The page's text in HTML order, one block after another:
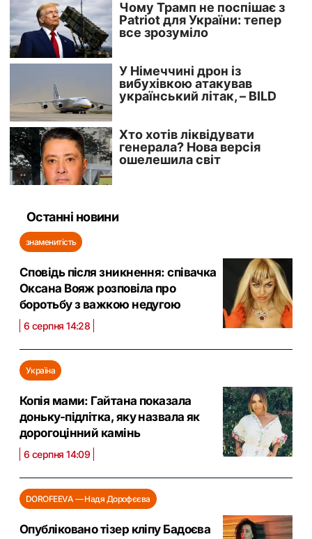
Останні новини
знаменитість
Сповідь після зникнення: співачка
Оксана Вояж розповіла про
боротьбу з важкою недугою
6 серпня 14:28
Україна
Копія мами: Гайтана показала
доньку-підлітка, яку назвала як
дорогоцінний камінь
6 серпня 14:09
DOROFEEVA — Надя Дорофєєва
Опубліковано тізер кліпу Бадоєва